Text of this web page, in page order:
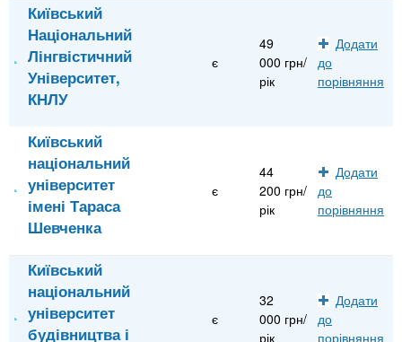
Київський
Національний
Лінгвістичний
Університет,
КНЛУ
є
49
000 грн/
рік
Додати
до
порівняння
Київський
національний
університет
імені Тараса
Шевченка
є
44
200 грн/
рік
Додати
до
порівняння
Київський
національний
університет
будівництва і
є
32
000 грн/
рік
Додати
до
порівняння